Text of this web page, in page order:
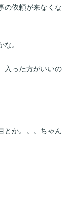
の依頼が来なくな
。
入った方がいいの
とか。。。ちゃん